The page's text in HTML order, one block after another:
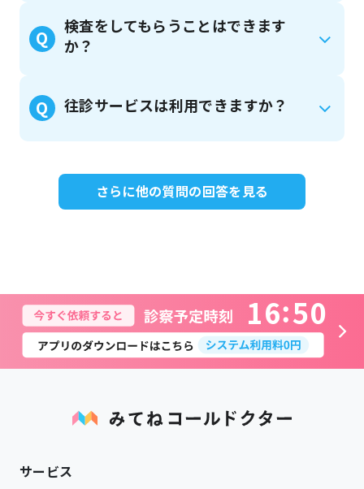
Q
検査をしてもらうことはできます
か？
Q 往診サービスは利用できますか？
さらに他の質問の回答を見る
16 50
サービス